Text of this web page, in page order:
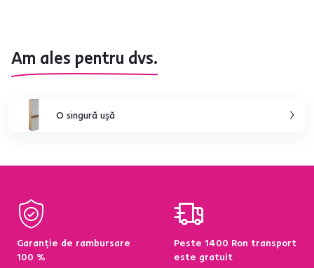
Am ales pentru dvs.
O singură uşă
Garanție de rambursare
100 %
Peste 1400 Ron transport
este gratuit